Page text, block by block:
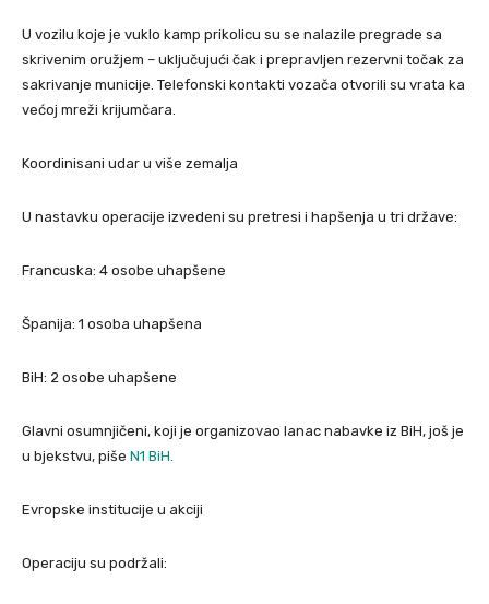
U vozilu koje je vuklo kamp prikolicu su se nalazile pregrade sa
skrivenim oružjem – uključujući čak i prepravljen rezervni točak za
sakrivanje municije. Telefonski kontakti vozača otvorili su vrata ka
većoj mreži krijumčara.
Koordinisani udar u više zemalja
U nastavku operacije izvedeni su pretresi i hapšenja u tri države:
Francuska: 4 osobe uhapšene
Španija: 1 osoba uhapšena
BiH: 2 osobe uhapšene
Glavni osumnjičeni, koji je organizovao lanac nabavke iz BiH, još je
u bjekstvu, piše N1 BiH.
Evropske institucije u akciji
Operaciju su podržali: